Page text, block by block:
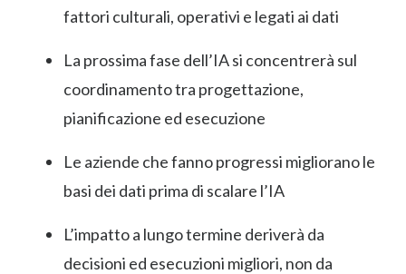
fattori culturali, operativi e legati ai dati
La prossima fase dell’IA si concentrerà sul
coordinamento tra progettazione,
pianificazione ed esecuzione
Le aziende che fanno progressi migliorano le
basi dei dati prima di scalare l’IA
L’impatto a lungo termine deriverà da
decisioni ed esecuzioni migliori, non da